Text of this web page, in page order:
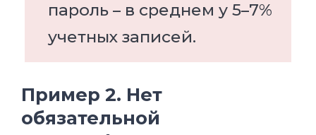
пароль – в среднем у 5–7%
учетных записей.
Пример 2. Нет
обязательной